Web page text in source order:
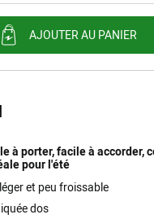
AJOUTER AU PANIER
à porter, facile à accorder,
pour l'été
et peu froissable
dos